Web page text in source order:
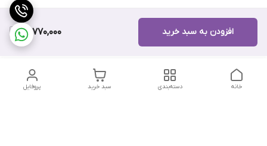
13,770,000 افزودن به سبد خرید
پروفایل سبد خرید دسته‌بندی خانه